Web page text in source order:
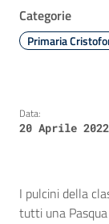
Categorie
Primaria
Data:
20 Aprile 2022
I pulcini della
tutti una